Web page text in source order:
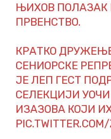
ЊИХОВ ПОЛАЗАК
ПРВЕНСТВО.
КРАТКО
СЕНИОРСКЕ
ЈЕ ЛЕП ГЕСТ
СЕЛЕКЦИЈИ
ИЗАЗОВА КОЈИ